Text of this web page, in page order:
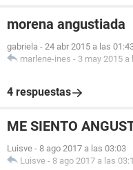
morena angustiada
gabriela - 24 abr 2015 a las
marlene-ines - 3 may 2015 a
4 respuestas
ME SIENTO
Luisve - 8 ago 2017 a las 03:03
Luisve - 8 ago 2017 a las